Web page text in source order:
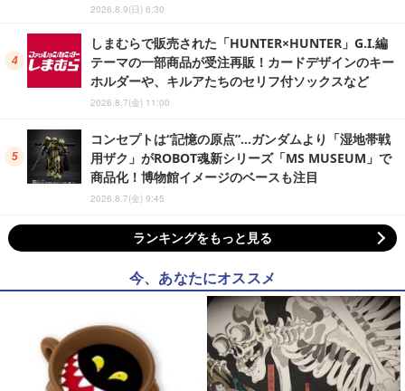
2026.8.9(日) 6:30
しまむらで販売された「HUNTER×HUNTER」G.I.編
テーマの一部商品が受注再販！カードデザインのキー
ホルダーや、キルアたちのセリフ付ソックスなど
2026.8.7(金) 11:00
コンセプトは“記憶の原点”…ガンダムより「湿地帯戦
用ザク」がROBOT魂新シリーズ「MS MUSEUM」で
商品化！博物館イメージのベースも注目
2026.8.7(金) 9:45
ランキングをもっと見る
今、あなたにオススメ